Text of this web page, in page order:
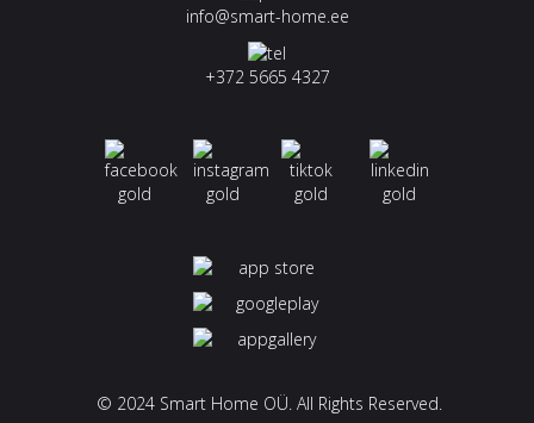
info@smart-home.ee
+372 5665 4327
© 2024 Smart Home OÜ. All Rights Reserved.